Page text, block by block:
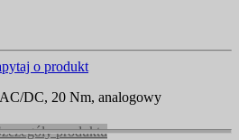
o produkt
DC, 20 Nm, analogowy
produktu